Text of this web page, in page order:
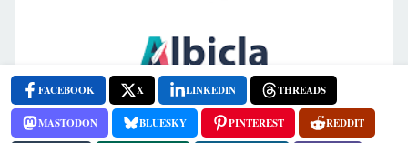
FACEBOOK X LINKEDIN THREADS
MASTODON BLUESKY PINTEREST REDDIT